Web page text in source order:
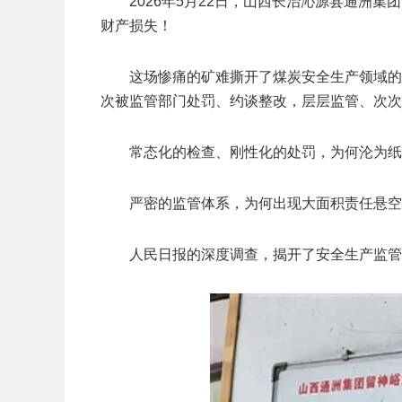
财产损失！
这场惨痛的矿难撕开了煤炭安全生产领域
次被监管部门处罚、约谈整改，层层监管、次
常态化的检查、刚性化的处罚，为何沦为
严密的监管体系，为何出现大面积责任悬
人民日报的深度调查，揭开了安全生产监